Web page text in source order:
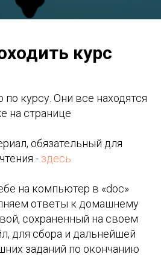
курс
курсу. Они все находятся
на странице
обязательный для
- здесь
на компьютер в «doc»
ответы к домашнему
сохраненный на своем
для сбора и дальнейшей
заданий по окончанию